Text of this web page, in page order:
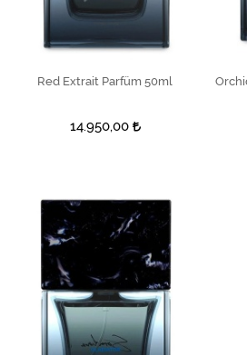
SEPETE EKLE
Red Extrait Parfüm 50ml
14.950,00